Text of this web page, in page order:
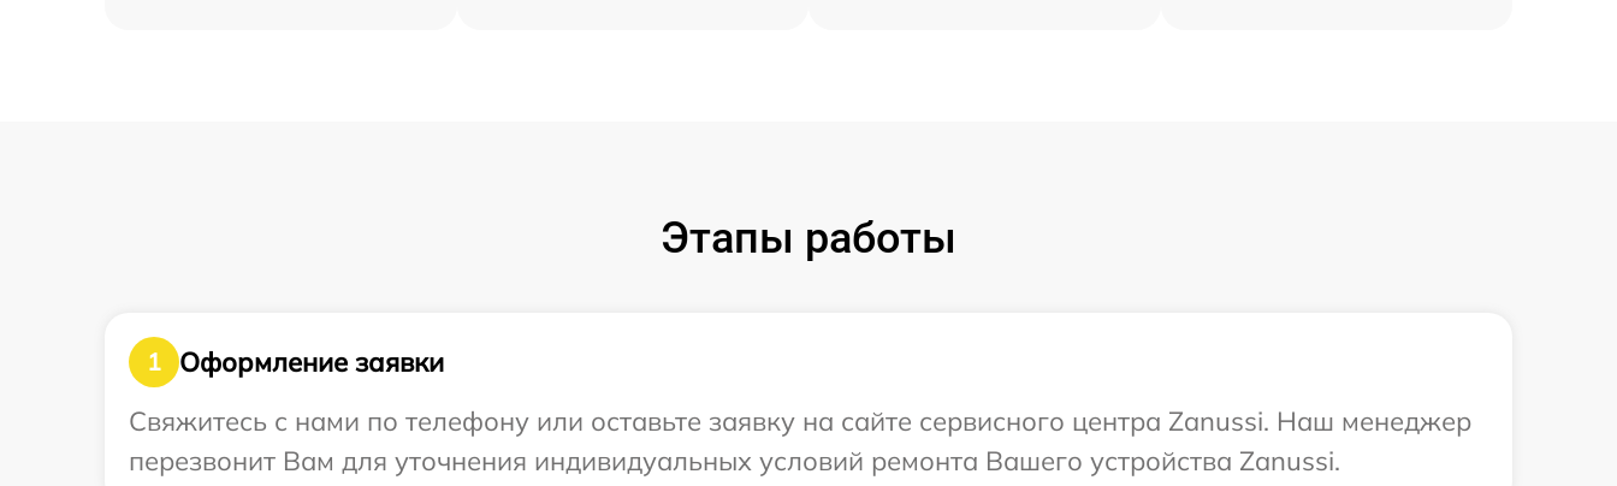
Этапы работы
1
Оформление заявки
Свяжитесь с нами по телефону или оставьте заявку на сайте сервисного центра Zanussi. Наш менеджер
перезвонит Вам для уточнения индивидуальных условий ремонта Вашего устройства Zanussi.